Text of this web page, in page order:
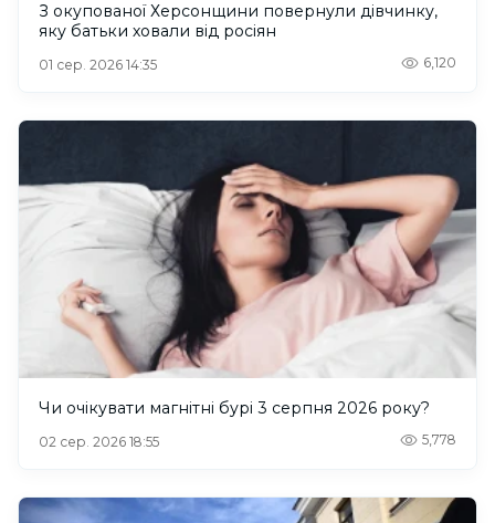
З окупованої Херсонщини повернули дівчинку,
яку батьки ховали від росіян
01 сер. 2026 14:35 6,120
Чи очікувати магнітні бурі 3 серпня 2026 року?
02 сер. 2026 18:55 5,778